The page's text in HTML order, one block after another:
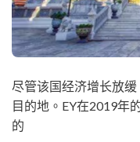
尽管该国经济增长放
目的地。EY在2019年
的